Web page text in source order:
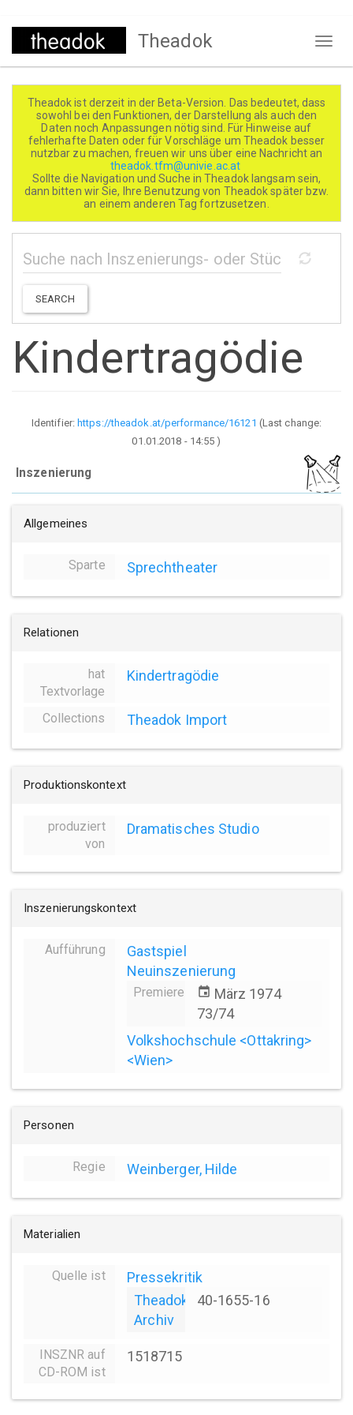
Direkt
Theadok
Theadok ist derzeit in der Beta-Version. Das bedeutet, dass
sowohl bei den Funktionen, der Darstellung als auch den
Daten noch Anpassungen nötig sind. Für Hinweise auf
fehlerhafte Daten oder für Vorschläge um Theadok besser
nutzbar zu machen, freuen wir uns über eine Nachricht an
theadok.tfm@univie.ac.at
Sollte die Navigation und Suche in Theadok langsam sein,
dann bitten wir Sie, Ihre Benutzung von Theadok später bzw.
an einem anderen Tag fortzusetzen.
SEARCH
Kindertragödie
Identifier:https://theadok.at/performance/16121 (Last change:
01.01.2018 - 14:55 )
Inszenierung
Allgemeines
Sparte Sprechtheater
Relationen
hat
Textvorlage
Kindertragödie
Collections Theadok Import
Produktionskontext
produziert
von
Dramatisches Studio
Inszenierungskontext
Aufführung
Gastspiel
Neuinszenierung
Premiere event März 1974
73/74
Volkshochschule <Ottakring>
<Wien>
Personen
Regie Weinberger, Hilde
Materialien
Quelle ist
Pressekritik
Theadok
Archiv
40-1655-16
INSZNR auf
CD-ROM ist
1518715